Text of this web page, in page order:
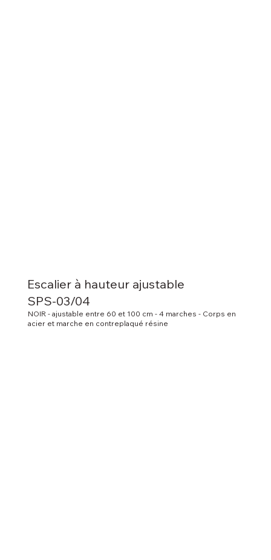
Escalier à hauteur ajustable
SPS-03/04
NOIR - ajustable entre 60 et 100 cm - 4 marches - Corps en
acier et marche en contreplaqué résine